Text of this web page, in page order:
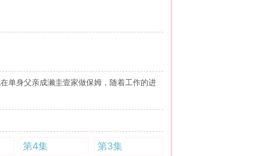
单身父亲成濑圭壹家做保姆，随着工作的进
第4集 第3集